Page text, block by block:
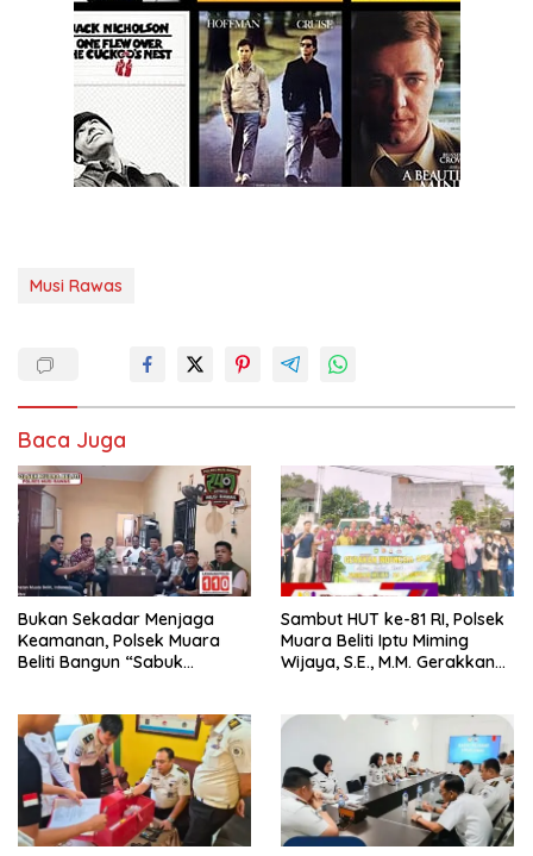
Musi Rawas
Baca Juga
Bukan Sekadar Menjaga
Keamanan, Polsek Muara
Beliti Bangun “Sabuk
Sambut HUT ke-81 RI, Polsek
Muara Beliti Iptu Miming
Wijaya, S.E., M.M. Gerakkan